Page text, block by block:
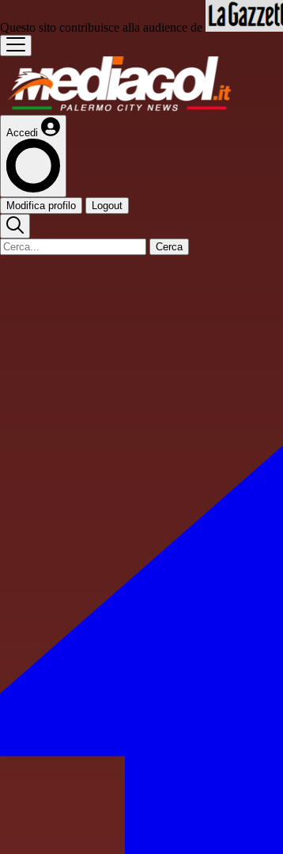
Questo sito contribuisce alla audience de
Accedi
Modifica profilo Logout
Cerca